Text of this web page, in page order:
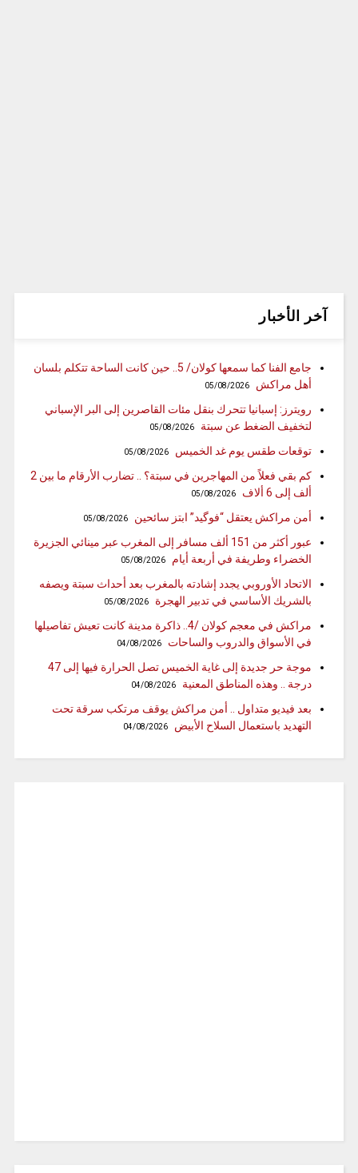
آخر الأخبار
جامع الفنا كما سمعها كولان/ 5.. حين كانت الساحة تتكلم بلسان
أهل مراكش
05/08/2026
رويترز: إسبانيا تتحرك بنقل مئات القاصرين إلى البر الإسباني
لتخفيف الضغط عن سبتة
05/08/2026
توقعات طقس يوم غد الخميس 05/08/2026
كم بقي فعلاً من المهاجرين في سبتة؟ .. تضارب الأرقام ما بين 2
ألف إلى 6 ألاف
05/08/2026
أمن مراكش يعتقل “فوگيد” ابتز سائحين 05/08/2026
عبور أكثر من 151 ألف مسافر إلى المغرب عبر مينائي الجزيرة
الخضراء وطريفة في أربعة أيام
05/08/2026
الاتحاد الأوروبي يجدد إشادته بالمغرب بعد أحداث سبتة ويصفه
بالشريك الأساسي في تدبير الهجرة
05/08/2026
مراكش في معجم كولان /4.. ذاكرة مدينة كانت تعيش تفاصيلها
في الأسواق والدروب والساحات
04/08/2026
موجة حر جديدة إلى غاية الخميس تصل الحرارة فيها إلى 47
درجة .. وهذه المناطق المعنية
04/08/2026
بعد فيديو متداول .. أمن مراكش يوقف مرتكب سرقة تحت
التهديد باستعمال السلاح الأبيض
04/08/2026